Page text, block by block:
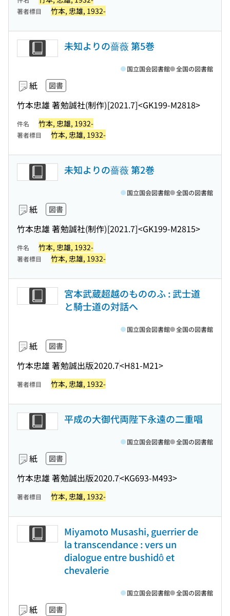
著者標目 竹本, 忠雄, 1932-
未知よりの薔薇 第5巻
紙 図書
竹本忠雄 著勉誠社(制作)[2021.7]<GK199-M2818>
国立国会図書館 全国の図書館
件名 竹本, 忠雄, 1932-
著者標目 竹本, 忠雄, 1932-
未知よりの薔薇 第2巻
紙 図書
竹本忠雄 著勉誠社(制作)[2021.7]<GK199-M2815>
国立国会図書館 全国の図書館
件名 竹本, 忠雄, 1932-
著者標目 竹本, 忠雄, 1932-
宮本武蔵超越のもののふ : 武士道
と騎士道の対話へ
紙 図書
竹本忠雄 著勉誠出版2020.7<H81-M21>
国立国会図書館 全国の図書館
著者標目 竹本, 忠雄, 1932-
平成の大御代両陛下永遠の二重唱
紙 図書
竹本忠雄 著勉誠出版2020.7<KG693-M493>
国立国会図書館 全国の図書館
著者標目 竹本, 忠雄, 1932-
Miyamoto Musashi, guerrier de
la transcendance : vers un
dialogue entre bushidô et
chevalerie
紙 図書
国立国会図書館 全国の図書館